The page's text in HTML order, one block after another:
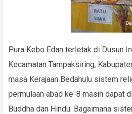
Pura Kebo Edan terletak di Dusun
Kecamatan Tampaksiring,
masa Kerajaan Bedahulu sistem
permulaan abad ke-8 masih dapat
Buddha dan Hindu. Bagaimana